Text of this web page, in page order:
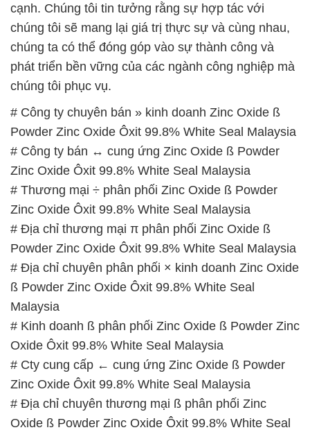
cạnh. Chúng tôi tin tưởng rằng sự hợp tác với
chúng tôi sẽ mang lại giá trị thực sự và cùng nhau,
chúng ta có thể đóng góp vào sự thành công và
phát triển bền vững của các ngành công nghiệp mà
chúng tôi phục vụ.
# Công ty chuyên bán » kinh doanh Zinc Oxide ß
Powder Zinc Oxide Ôxit 99.8% White Seal Malaysia
# Công ty bán ↔ cung ứng Zinc Oxide ß Powder
Zinc Oxide Ôxit 99.8% White Seal Malaysia
# Thương mại ÷ phân phối Zinc Oxide ß Powder
Zinc Oxide Ôxit 99.8% White Seal Malaysia
# Địa chỉ thương mại π phân phối Zinc Oxide ß
Powder Zinc Oxide Ôxit 99.8% White Seal Malaysia
# Địa chỉ chuyên phân phối × kinh doanh Zinc Oxide
ß Powder Zinc Oxide Ôxit 99.8% White Seal
Malaysia
# Kinh doanh ß phân phối Zinc Oxide ß Powder Zinc
Oxide Ôxit 99.8% White Seal Malaysia
# Cty cung cấp ← cung ứng Zinc Oxide ß Powder
Zinc Oxide Ôxit 99.8% White Seal Malaysia
# Địa chỉ chuyên thương mại ß phân phối Zinc
Oxide ß Powder Zinc Oxide Ôxit 99.8% White Seal